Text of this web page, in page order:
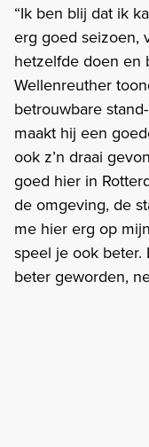
“Ik ben blij dat ik
erg goed seizoen,
hetzelfde doen en
Wellenreuther
betrouwbare
maakt hij een
ook z’n draai
goed hier in
de omgeving, de
me hier erg op
speel je ook
beter geworden,